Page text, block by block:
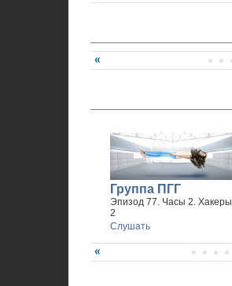
Группа ПГГ
Эпизод 77. Часы 2. Хакеры
2
Слушать